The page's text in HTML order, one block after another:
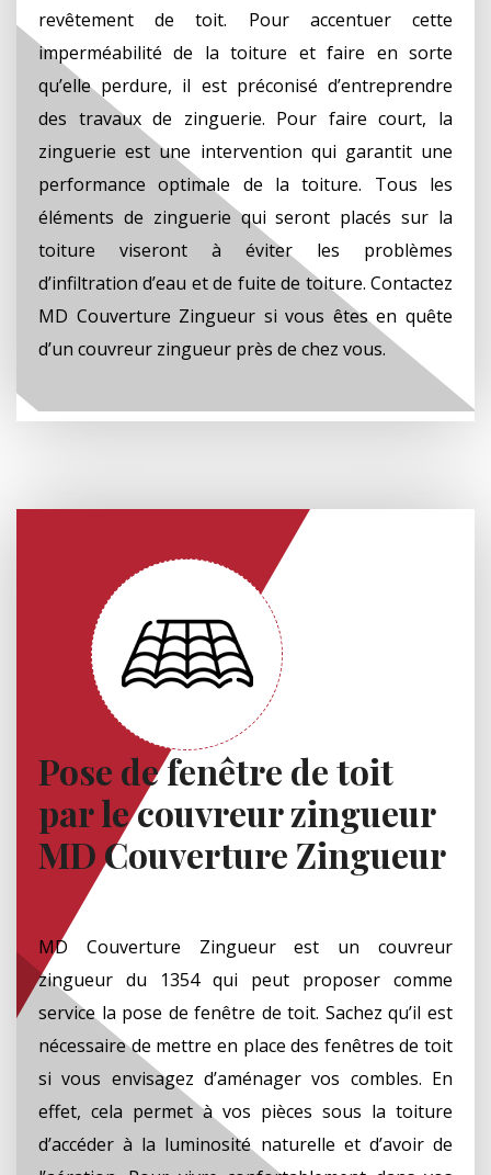
revêtement de toit. Pour accentuer cette
imperméabilité de la toiture et faire en sorte
qu’elle perdure, il est préconisé d’entreprendre
des travaux de zinguerie. Pour faire court, la
zinguerie est une intervention qui garantit une
performance optimale de la toiture. Tous les
éléments de zinguerie qui seront placés sur la
toiture viseront à éviter les problèmes
d’infiltration d’eau et de fuite de toiture. Contactez
MD Couverture Zingueur si vous êtes en quête
d’un couvreur zingueur près de chez vous.
Pose de fenêtre de toit
par le couvreur zingueur
MD Couverture Zingueur
MD Couverture Zingueur est un couvreur
zingueur du 1354 qui peut proposer comme
service la pose de fenêtre de toit. Sachez qu’il est
nécessaire de mettre en place des fenêtres de toit
si vous envisagez d’aménager vos combles. En
effet, cela permet à vos pièces sous la toiture
d’accéder à la luminosité naturelle et d’avoir de